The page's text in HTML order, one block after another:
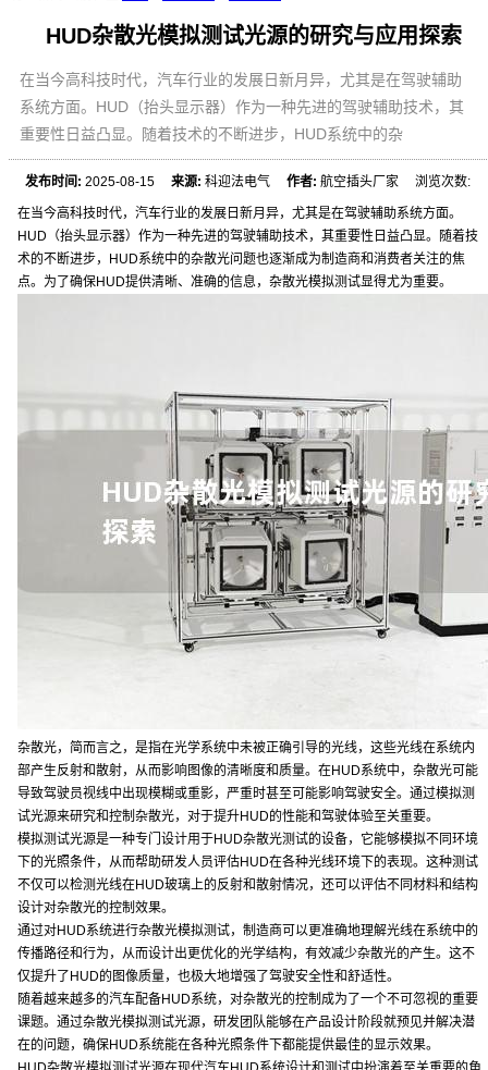
HUD杂散光模拟测试光源的研究与应用探索
在当今高科技时代，汽车行业的发展日新月异，尤其是在驾驶辅助
系统方面。HUD（抬头显示器）作为一种先进的驾驶辅助技术，其
重要性日益凸显。随着技术的不断进步，HUD系统中的杂
发布时间: 2025-08-15来源: 科迎法电气作者: 航空插头厂家 浏览次数:
在当今高科技时代，汽车行业的发展日新月异，尤其是在驾驶辅助系统方面。
HUD（抬头显示器）作为一种先进的驾驶辅助技术，其重要性日益凸显。随着技
术的不断进步，HUD系统中的杂散光问题也逐渐成为制造商和消费者关注的焦
点。为了确保HUD提供清晰、准确的信息，杂散光模拟测试显得尤为重要。
杂散光，简而言之，是指在光学系统中未被正确引导的光线，这些光线在系统内
部产生反射和散射，从而影响图像的清晰度和质量。在HUD系统中，杂散光可能
导致驾驶员视线中出现模糊或重影，严重时甚至可能影响驾驶安全。通过模拟测
试光源来研究和控制杂散光，对于提升HUD的性能和驾驶体验至关重要。
模拟测试光源是一种专门设计用于HUD杂散光测试的设备，它能够模拟不同环境
下的光照条件，从而帮助研发人员评估HUD在各种光线环境下的表现。这种测试
不仅可以检测光线在HUD玻璃上的反射和散射情况，还可以评估不同材料和结构
设计对杂散光的控制效果。
通过对HUD系统进行杂散光模拟测试，制造商可以更准确地理解光线在系统中的
传播路径和行为，从而设计出更优化的光学结构，有效减少杂散光的产生。这不
仅提升了HUD的图像质量，也极大地增强了驾驶安全性和舒适性。
随着越来越多的汽车配备HUD系统，对杂散光的控制成为了一个不可忽视的重要
课题。通过杂散光模拟测试光源，研发团队能够在产品设计阶段就预见并解决潜
在的问题，确保HUD系统能在各种光照条件下都能提供最佳的显示效果。